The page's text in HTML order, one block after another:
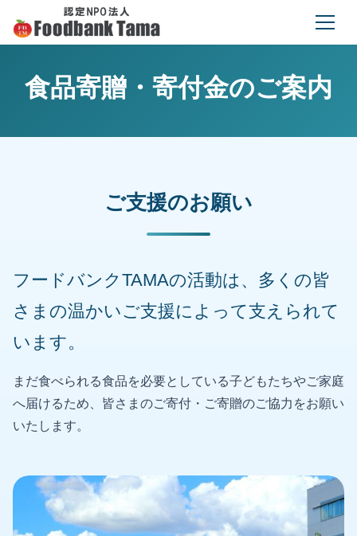
食品寄贈・寄付金のご案内
ご支援のお願い
フードバンクTAMAの活動は、多くの皆
さまの温かいご支援によって支えられて
います。
まだ食べられる食品を必要としている子どもたちやご家庭
へ届けるため、皆さまのご寄付・ご寄贈のご協力をお願い
いたします。